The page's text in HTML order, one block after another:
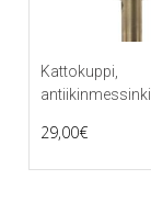
Kattokuppi,
antiikinmessinki
29,00€